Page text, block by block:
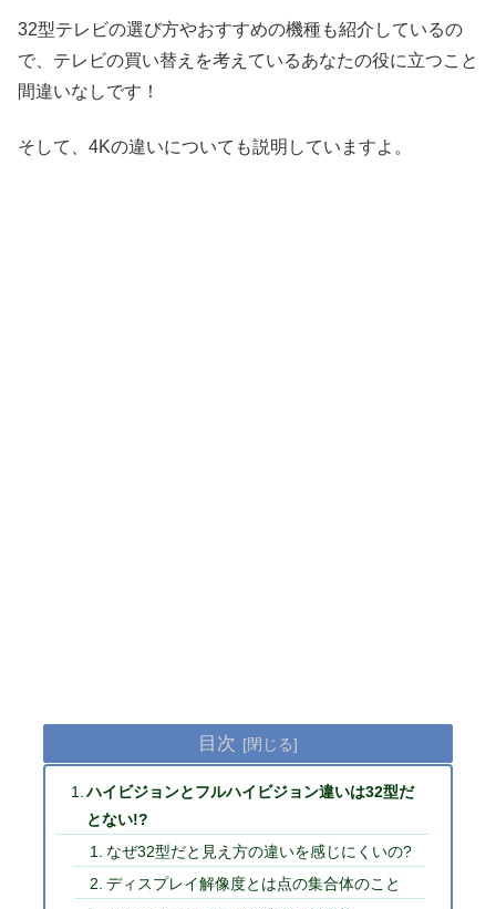
32型テレビの選び方やおすすめの機種も紹介しているの
で、テレビの買い替えを考えているあなたの役に立つこと
間違いなしです！
そして、4Kの違いについても説明していますよ。
目次
ハイビジョンとフルハイビジョン違いは32型だ
とない!?
なぜ32型だと見え方の違いを感じにくいの?
ディスプレイ解像度とは点の集合体のこと